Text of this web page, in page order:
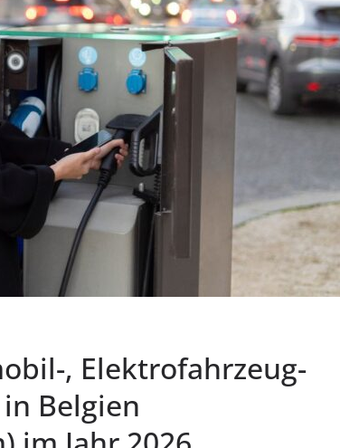
, Elektrofahrzeug-
Belgien